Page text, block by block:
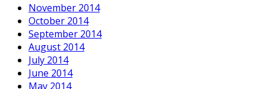
November 2014
October 2014
September 2014
August 2014
July 2014
June 2014
May 2014